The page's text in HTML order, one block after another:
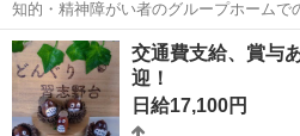
知的・精神障がい者のグループホームで
ます。 ◆生活支援全般 ・見守りや相談業務 ・掃除・洗濯などの声掛
け等 ・買い物や通院同行(法人車：ルー
トの引率など ・定員29...
北海道 七飯駅 介護
交通費支給、賞与
迎！
日給17,100円